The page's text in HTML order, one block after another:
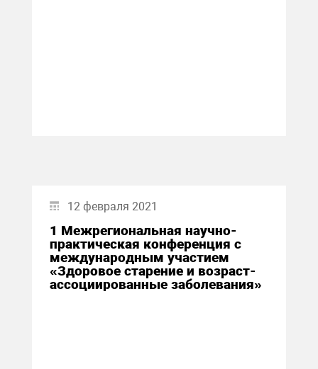
12 февраля 2021
1 Межрегиональная научно-
практическая конференция с
международным участием
«Здоровое старение и возраст-
ассоциированные заболевания»